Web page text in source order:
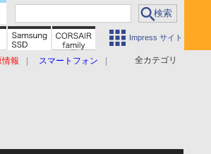
Impress サイト
全カテゴリ
情報 スマートフォン